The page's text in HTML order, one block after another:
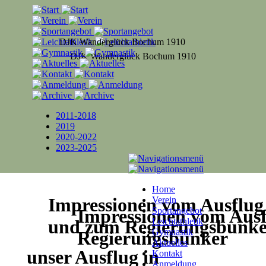
Impressionen vom
Regierungsbunker
DJK Wanderglück Bochum 1910
2011-2018
2019
2020-2022
2023-2025
unser Ausflug in
Impressionen vom
und zum
DJK Wanderglück Bochum 1910
Home
Verein
Sportangebot
Leichtathletik
Gymnastik
Aktuelles
Kontakt
Anmeldung